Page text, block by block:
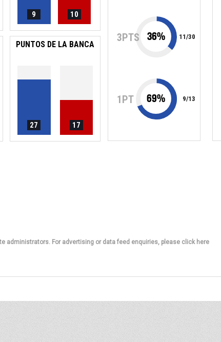
9 10
PUNTOS DE LA BANCA
27 17
3PTS 36% 11/30
1PT 69% 9/13
administrators. For advertising or data feed enquiries, please click here